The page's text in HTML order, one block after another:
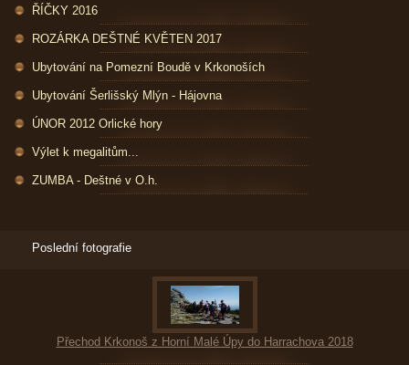
ŘÍČKY 2016
ROZÁRKA DEŠTNÉ KVĚTEN 2017
Ubytování na Pomezní Boudě v Krkonoších
Ubytování Šerlišský Mlýn - Hájovna
ÚNOR 2012 Orlické hory
Výlet k megalitům...
ZUMBA - Deštné v O.h.
Poslední fotografie
Přechod Krkonoš z Horní Malé Úpy do Harrachova 2018